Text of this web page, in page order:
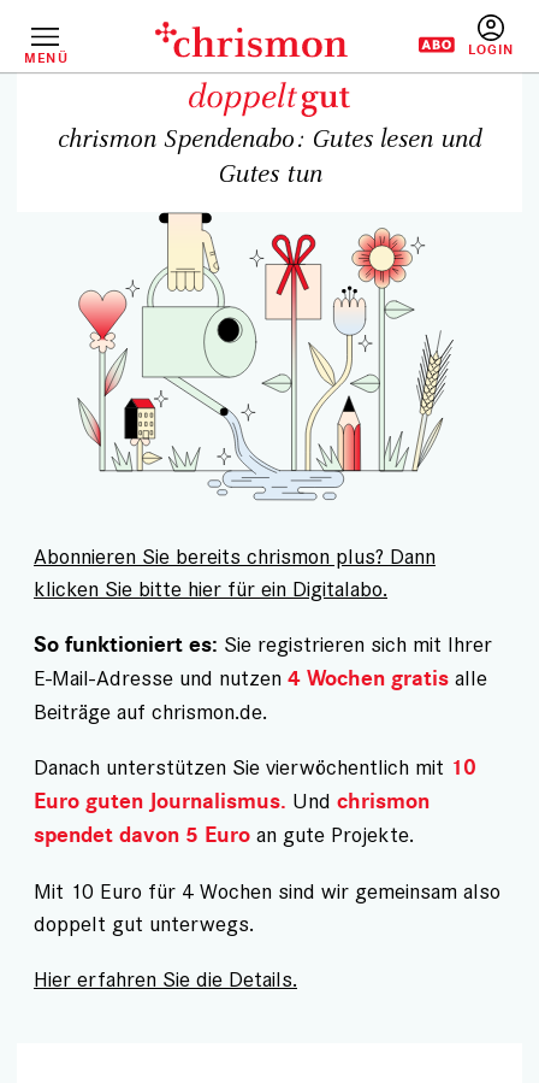
InhaltMENÜ
chrismon Spendenabo: Gutes lesen und
Gutes tun
Abonnieren Sie bereits chrismon plus? Dann
klicken Sie bitte hier für ein Digitalabo.
So funktioniert es: Sie registrieren sich mit Ihrer
E-Mail-Adresse und nutzen 4 Wochen gratis alle
Beiträge auf chrismon.de.
Danach unterstützen Sie vierwöchentlich mit 10
Euro guten Journalismus. Und chrismon
spendet davon 5 Euro an gute Projekte.
Mit 10 Euro für 4 Wochen sind wir gemeinsam also
doppelt gut unterwegs.
Hier erfahren Sie die Details.